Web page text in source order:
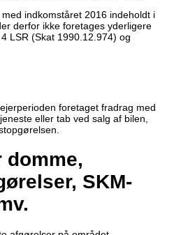
indkomståret 2016 indeholdt i
derfor ikke foretages yderligere
LSR (Skat 1990.12.974) og
foretaget fradrag med
eller tab ved salg af bilen,
domme,
SKM-